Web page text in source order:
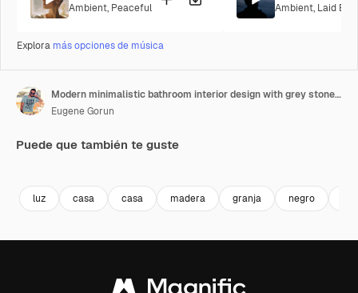
Ambient, Peaceful Ambient, Laid
Explora más opciones de música
Modern minimalistic bathroom interior design with grey stone tiles, black furniture, eucalyptus in glass vase, round mirror. Aesthetic simple interior design concept.
Eugene Gorun
Puede que también te guste
luz casa casa madera granja negro